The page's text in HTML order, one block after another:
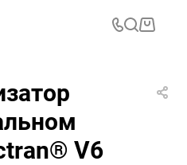
V6